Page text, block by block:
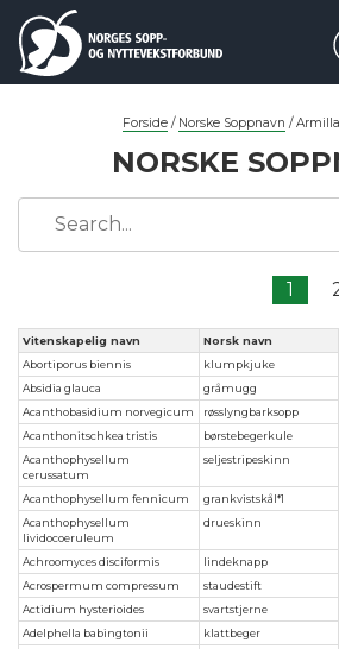
Forside / Norske Soppnavn /
NORSKE
1
Vitenskapelig navn Norsk navn
Abortiporus biennis
klumpkjuke
Absidia glauca
gråmugg
Acanthobasidium norvegicum
røsslyngbarksopp
Acanthonitschkea tristis
børstebegerkule
Acanthophysellum
cerussatum
seljestripeskinn
Acanthophysellum fennicum grankvistskål*1
Acanthophysellum
lividocoeruleum
drueskinn
Achroomyces disciformis lindeknapp
Acrospermum compressum
staudestift
Actidium hysterioides
svartstjerne
Adelphella babingtonii
klattbeger